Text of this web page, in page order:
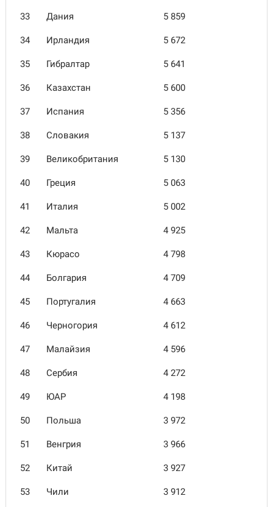
33 Дания 5 859
34 Ирландия 5 672
35 Гибралтар 5 641
36 Казахстан 5 600
37 Испания 5 356
38 Словакия 5 137
39 Великобритания 5 130
40 Греция 5 063
41 Италия 5 002
42 Мальта 4 925
43 Кюрасо 4 798
44 Болгария 4 709
45 Португалия 4 663
46 Черногория 4 612
47 Малайзия 4 596
48 Сербия 4 272
49 ЮАР 4 198
50 Польша 3 972
51 Венгрия 3 966
52 Китай 3 927
53 Чили 3 912